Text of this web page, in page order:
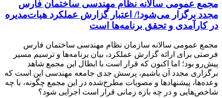
مجمع عمومی سالانه نظام مهندسی ساختمان فارس
مجدد برگزار می‌شود!/ اعتبار گزارش عملکرد هیات‌مدیره
در کارآمدی و تحقق برنامه‌ها است
مجمع عمومی سالانه سازمان نظام مهندسی ساختمان فارس
فرصتی برای ارائه گزارش عملکرد، بیان برنامه‌ها و ترسیم مسیر
پیش‌رو بود؛ اما اکنون که قرار است با ابطال این مجمع شاهد
برگزاری مجدد آن باشیم، پرسش جدی جامعه مهندسی این است که
وعده‌ها، پیشنهادها و مصوبات مطرح‌شده در این مجمع چگونه، با چه
شاخص‌هایی و در چه بازه زمانی قرار است اجرایی شود؟